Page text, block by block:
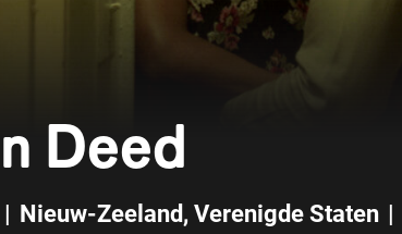
Deed
| Nieuw-Zeeland , Verenigde Staten |